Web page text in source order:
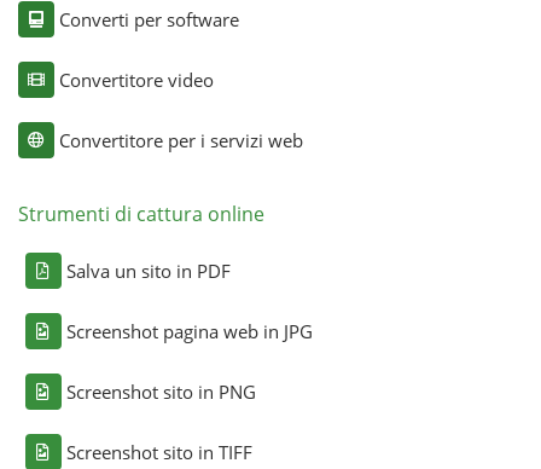
Converti per software
Convertitore video
Convertitore per i servizi web
Strumenti di cattura online
Salva un sito in PDF
Screenshot pagina web in JPG
Screenshot sito in PNG
Screenshot sito in TIFF